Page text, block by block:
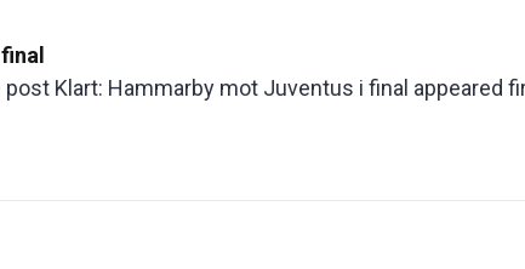
Klart: Hammarby mot Juventus i final appeared